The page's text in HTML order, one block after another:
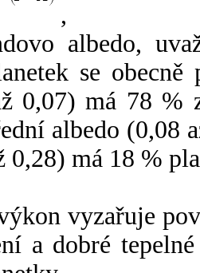
,
albedo,
se
0,07) má 78 %
albedo (0,08
0,28) má 18 %
vyzařuje
a dobré